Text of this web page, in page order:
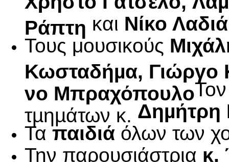
Ράπτη και Νίκο
Τους μουσικούς
Κωσταδήµα, Γιώργο
νο Μπραχόπουλο
τµηµάτων κ. Δηµήτρη
Ταπαιδιά όλων των
Την παρουσιάστρια κ.